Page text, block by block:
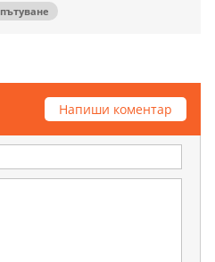
пътуване
Напиши коментар